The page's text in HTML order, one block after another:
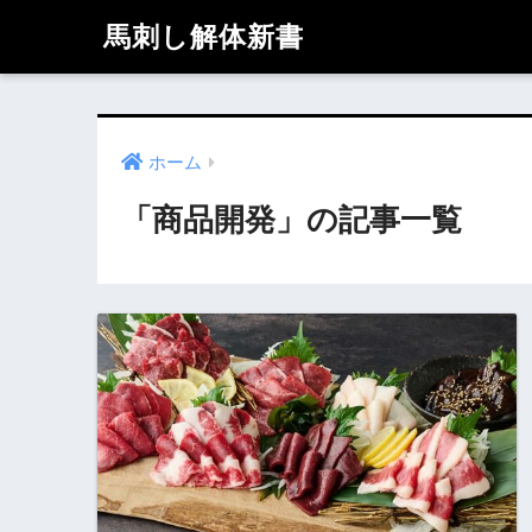
馬刺し解体新書
ホーム
「商品開発」の記事一覧